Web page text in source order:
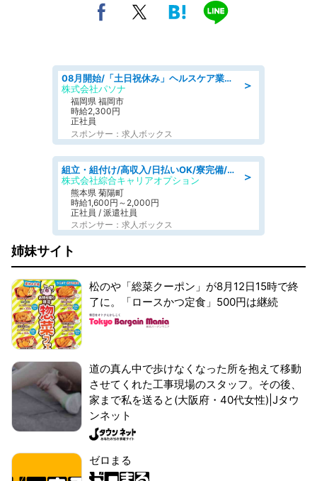
＞
08月開始/「土日祝休み」ヘルスケア業界の産業保健師/高時給/未経験OK/要資格:保健師、正看護師
株式会社パソナ
福岡県 福岡市
時給2,300円
正社員
スポンサー：求人ボックス
＞
組立・組付け/高収入/日払いOK/寮完備/交替制/20・30・40代活躍中
株式会社綜合キャリアオプション
熊本県 菊陽町
時給1,600円～2,000円
正社員 / 派遣社員
スポンサー：求人ボックス
姉妹サイト
松のや「総菜クーポン」が8月12日15時で終
了に。「ロースかつ定食」500円は継続
道の真ん中で歩けなくなった所を抱えて移動
させてくれた工事現場のスタッフ。その後、
家まで私を送ると(大阪府・40代女性)|Jタウ
ンネット
ゼロまる